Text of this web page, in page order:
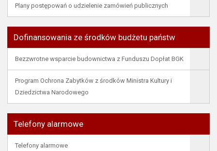
Plany postępowań o udzielenie zamówień publicznych
Dofinansowania ze środków budżetu państw
Bezzwrotne wsparcie budownictwa z Funduszu Dopłat BGK
Program Ochrona Zabytków z środków Ministra Kultury i
Dziedzictwa Narodowego
Telefony alarmowe
Telefony alarmowe